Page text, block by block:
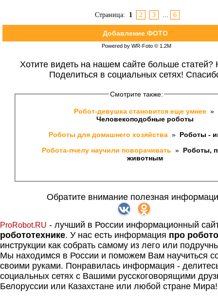
Страница: 1 2 3 6
Добавление ФОТО *
Powered by WR-Foto © 1.2М
Хотите видеть на нашем сайте больше статей?
Поделиться в социальных сетях!
Смотрите также:
Робот-девушка становится еще умнее »
Человекоподобные роботы
Роботы для домашнего хозяйства » Роботы -
Робота-пчелу научили поворачивать » Роботы,
животным
Обратите внимание полезная
ProRobot.RU - лучший в России информационный
робототехнике. У нас есть информация про
инструкции как собрать самому из лего или
Мы находимся в России и поможем Вам научиться
своими руками. Понравилась информация -
социальных сетях с Вашими русскоговорящими
Белоруссии или Казахстане или любой стране Мира!